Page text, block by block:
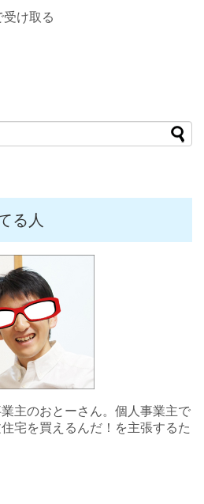
け取る
る人
主のおとーさん。個人事業主で
宅を買えるんだ！を主張するた